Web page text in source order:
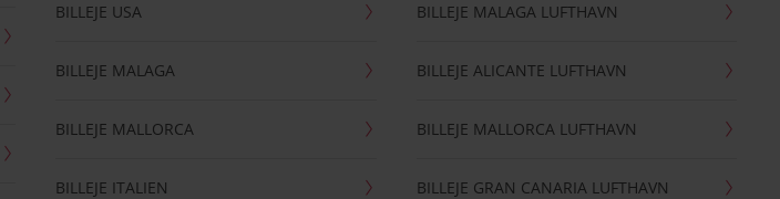
BILLEJE USA
BILLEJE MALAGA
BILLEJE MALLORCA
BILLEJE ITALIEN
BILLEJE MALAGA LUFTHAVN
BILLEJE ALICANTE LUFTHAVN
BILLEJE MALLORCA LUFTHAVN
BILLEJE GRAN CANARIA LUFTHAVN